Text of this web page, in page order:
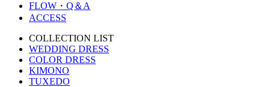
FLOW・Q＆A
ACCESS
COLLECTION LIST
WEDDING DRESS
COLOR DRESS
KIMONO
TUXEDO